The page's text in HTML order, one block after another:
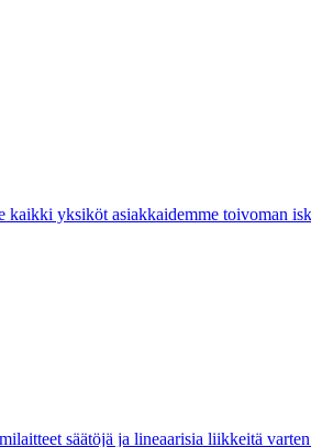
kaikki yksiköt asiakkaidemme toivoman
säätöjä ja lineaarisia liikkeitä